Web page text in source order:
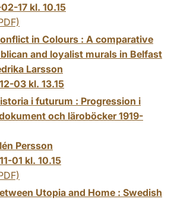
17 kl. 10.15
in Colours : A comparative
and loyalist murals in Belfast
Larsson
03 kl. 13.15
i futurum : Progression i
och läroböcker 1919-
Persson
01 kl. 10.15
Utopia and Home : Swedish